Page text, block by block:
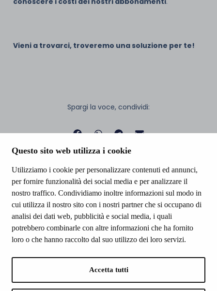
Questo sito web utilizza i cookie
Utilizziamo i cookie per personalizzare contenuti ed annunci,
per fornire funzionalità dei social media e per analizzare il
nostro traffico. Condividiamo inoltre informazioni sul modo in
cui utilizza il nostro sito con i nostri partner che si occupano di
analisi dei dati web, pubblicità e social media, i quali
potrebbero combinarle con altre informazioni che ha fornito
loro o che hanno raccolto dal suo utilizzo dei loro servizi.
Accetta tutti
Vieni a trovarci, troveremo una soluzione per te!
Spargi la voce, condividi:
SNEF SSD a.r.l.
P.Iva 02996870131
info.erba@snef.it